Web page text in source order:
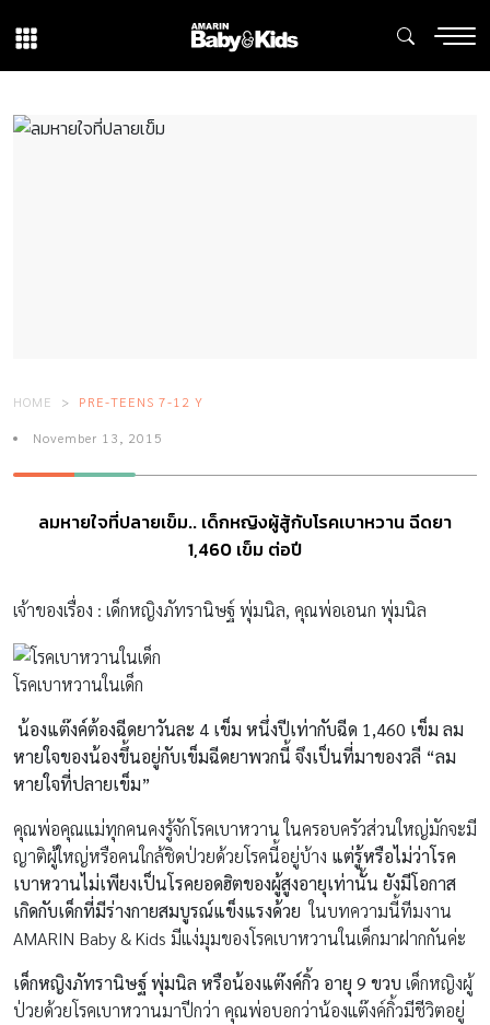
HOME PRE-TEENS 7-12 Y
November 13, 2015
ลมหายใจที่ปลายเข็ม.. เด็กหญิงผู้สู้กับโรคเบาหวาน ฉีดยา
1,460 เข็ม ต่อปี
เจ้าของเรื่อง : เด็กหญิงภัทรานิษฐ์ พุ่มนิล, คุณพ่อเอนก พุ่มนิล
โรคเบาหวานในเด็ก
น้องแต๊งค์ต้องฉีดยาวันละ 4 เข็ม หนึ่งปีเท่ากับฉีด 1,460 เข็ม ลม
หายใจของน้องขึ้นอยู่กับเข็มฉีดยาพวกนี้ จึงเป็นที่มาของวลี “ลม
หายใจที่ปลายเข็ม”
คุณพ่อคุณแม่ทุกคนคงรู้จักโรคเบาหวาน ในครอบครัวส่วนใหญ่มักจะมี
ญาติผู้ใหญ่หรือคนใกล้ชิดป่วยด้วยโรคนี้อยู่บ้าง แต่รู้หรือไม่ว่าโรค
เบาหวานไม่เพียงเป็นโรคยอดฮิตของผู้สูงอายุเท่านั้น ยังมีโอกาส
เกิดกับเด็กที่มีร่างกายสมบูรณ์แข็งแรงด้วย ในบทความนี้ทีมงาน
AMARIN Baby & Kids มีแง่มุมของโรคเบาหวานในเด็กมาฝากกันค่ะ
เด็กหญิงภัทรานิษฐ์ พุ่มนิล หรือน้องแต๊งค์กิ้ว อายุ 9 ขวบ เด็กหญิงผู้
ป่วยด้วยโรคเบาหวานมาปีกว่า คุณพ่อบอกว่าน้องแต๊งค์กิ้วมีชีวิตอยู่